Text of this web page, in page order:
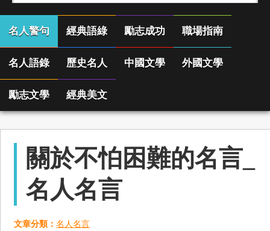
名人警句 經典語綠 勵志成功 職場指南
名人語錄 歷史名人 中國文學 外國文學
勵志文學 經典美文
關於不怕困難的名言_
名人名言
文章分類：名人名言